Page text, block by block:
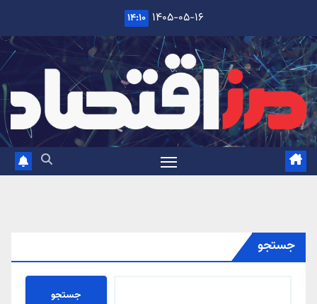
content
۱۴۰۵-۰۵-۱۶ ۱۴:۱۰
جستجو
جستجو